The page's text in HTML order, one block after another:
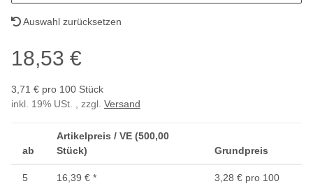
Auswahl zurücksetzen
18,53 €
3,71 € pro 100 Stück
inkl. 19% USt. , zzgl. Versand
ab
Artikelpreis / VE (500,00
Stück)
Grundpreis
5 16,39 € *
3,28 € pro 100